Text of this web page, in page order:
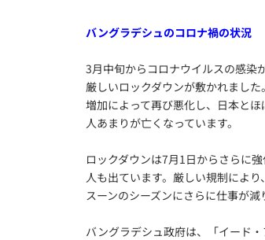
バングラデシュのコロナ禍の状況
3月中旬からコロナウイルスの感染
厳しいロックダウンが敷かれまし
増加によって再び悪化し、日本と
人あまりが亡くなっています。
ロックダウンは7月1日からさらに
人も出ています。厳しい規制によ
スーンのシーズンにさらに仕事が減
バングラデシュ政府は、「イード